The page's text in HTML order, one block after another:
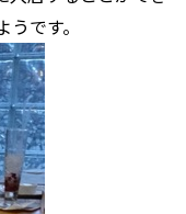
です。